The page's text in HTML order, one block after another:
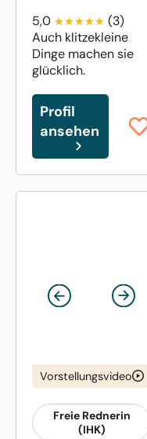
5,0
(3)
Auch klitzekleine
Dinge machen sie
glücklich.
Profil
ansehen
Vorstellungsvideo
Freie Rednerin
(IHK)